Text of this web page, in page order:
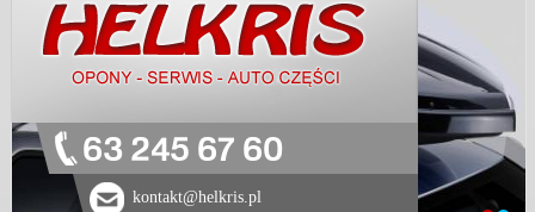
63 245 67 60
kontakt@helkris.pl